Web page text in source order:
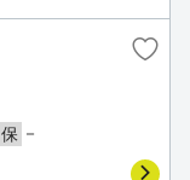
保 －